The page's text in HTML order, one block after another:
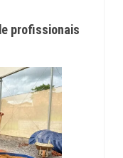
profissionais